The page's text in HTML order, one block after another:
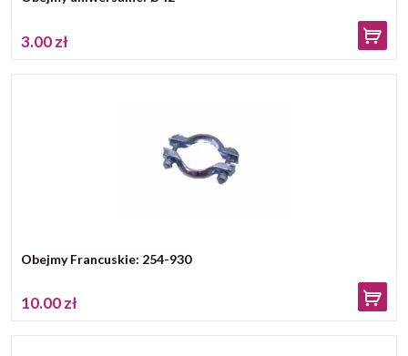
3.00 zł
Obejmy Francuskie: 254-930
10.00 zł